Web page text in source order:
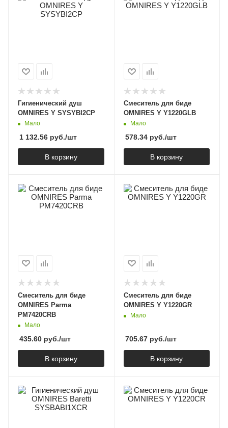
Гигиенический душ
OMNIRES Y SYSYBI2CP
Мало
1 132.56 руб./шт
В корзину
Смеситель для биде
OMNIRES Y Y1220GLB
Мало
578.34руб./шт
В корзину
Смеситель для биде
OMNIRES Parma
PM7420CRB
Мало
435.60 руб./шт
В корзину
Смеситель для биде
OMNIRES Y Y1220GR
Мало
705.67руб./шт
В корзину